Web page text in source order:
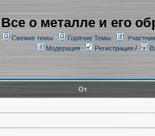
Все о металле и его
Свежие темы Горячие Темы
Модерация
Регистрация/
От